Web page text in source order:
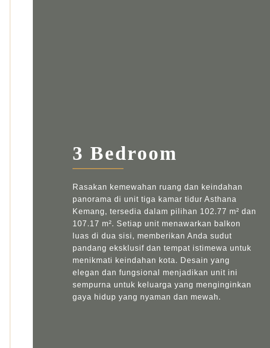
3 Bedroom
Rasakan kemewahan ruang dan keindahan
panorama di unit tiga kamar tidur Asthana
Kemang, tersedia dalam pilihan 102.77 m² dan
107.17 m². Setiap unit menawarkan balkon
luas di dua sisi, memberikan Anda sudut
pandang eksklusif dan tempat istimewa untuk
menikmati keindahan kota. Desain yang
elegan dan fungsional menjadikan unit ini
sempurna untuk keluarga yang menginginkan
gaya hidup yang nyaman dan mewah.